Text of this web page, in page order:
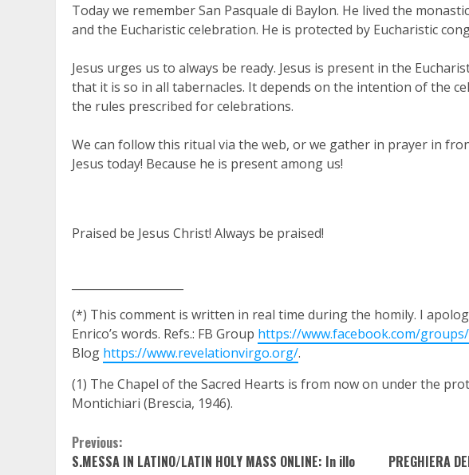
Today we remember San Pasquale di Baylon. He lived the
and the Eucharistic celebration. He is protected by Eucharistic
Jesus urges us to always be ready. Jesus is present in the
that it is so in all tabernacles. It depends on the intention of the
the rules prescribed for celebrations.
We can follow this ritual via the web, or we gather in prayer in
Jesus today! Because he is present among us!
Praised be Jesus Christ! Always be praised!
(*) This comment is written in real time during the homily. I
Enrico’s words. Refs.: FB Group https://www.facebook.com/
Blog https://www.revelationvirgo.org/.
(1) The Chapel of the Sacred Hearts is from now on under the
Montichiari (Brescia, 1946).
Continue
Previous:
S.MESSA IN LATINO/LATIN HOLY MASS ONLINE: In illo
PREGHIERA